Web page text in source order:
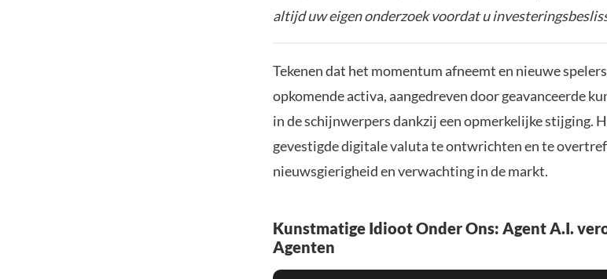
altijd uw eigen onderzoek voordat u
Tekenen dat het momentum afneemt en nieuwe
opkomende activa, aangedreven door geavanceerde
in de schijnwerpers dankzij een opmerkelijke stijging.
gevestigde digitale valuta te ontwrichten en te
nieuwsgierigheid en verwachting in de markt.
Kunstmatige Idioot Onder Ons: Agent A.I.
Agenten